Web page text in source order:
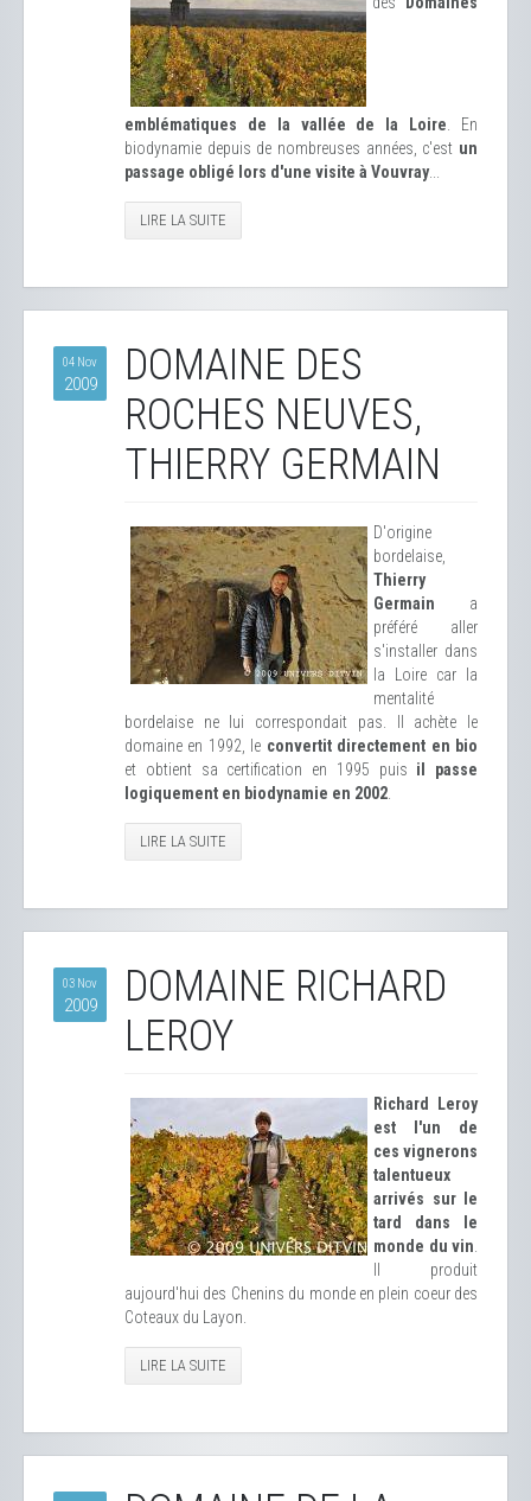
emblématiques de la vallée de la Loire . En
biodynamie depuis de nombreuses années, c'est un
passage obligé lors d'une visite à Vouvray...
LIRE LA SUITE
04 Nov
2009
DOMAINE DES
ROCHES NEUVES,
THIERRY GERMAIN
D'origine
bordelaise,
Thierry
Germain a
préféré aller
s'installer dans
la Loire car la
mentalité
bordelaise ne lui correspondait pas. Il achète le
domaine en 1992, le convertit directement en bio
et obtient sa certification en 1995 puis il passe
logiquement en biodynamie en 2002
LIRE LA SUITE
03 Nov
2009
DOMAINE RICHARD
LEROY
Richard Leroy
est l'un de
ces vignerons
talentueux
arrivés sur le
tard dans le
monde du vin
Il produit
aujourd'hui des Chenins du monde en plein coeur des
Coteaux du Layon.
LIRE LA SUITE